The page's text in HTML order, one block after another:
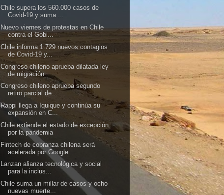
Chile supera los 560.000 casos de
Covid-19 y suma ...
Nuevo viernes de protestas en Chile
contra el Gobi...
Chile informa 1.729 nuevos contagios
de Covid-19 y...
Congreso chileno aprueba dilatada ley
de migración
Congreso chileno aprueba segundo
retiro parcial de...
Rappi llega a Iquique y continúa su
expansión en C...
Chile extiende el estado de excepción
por la pandemia
Fintech de cobranza chilena será
acelerada por Google
Lanzan alianza tecnológica y social
para la inclus...
Chile suma un millar de casos y ocho
nuevas muerte...